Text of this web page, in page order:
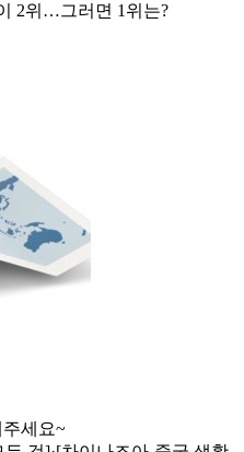
2위…그러면 1위는?
세요~